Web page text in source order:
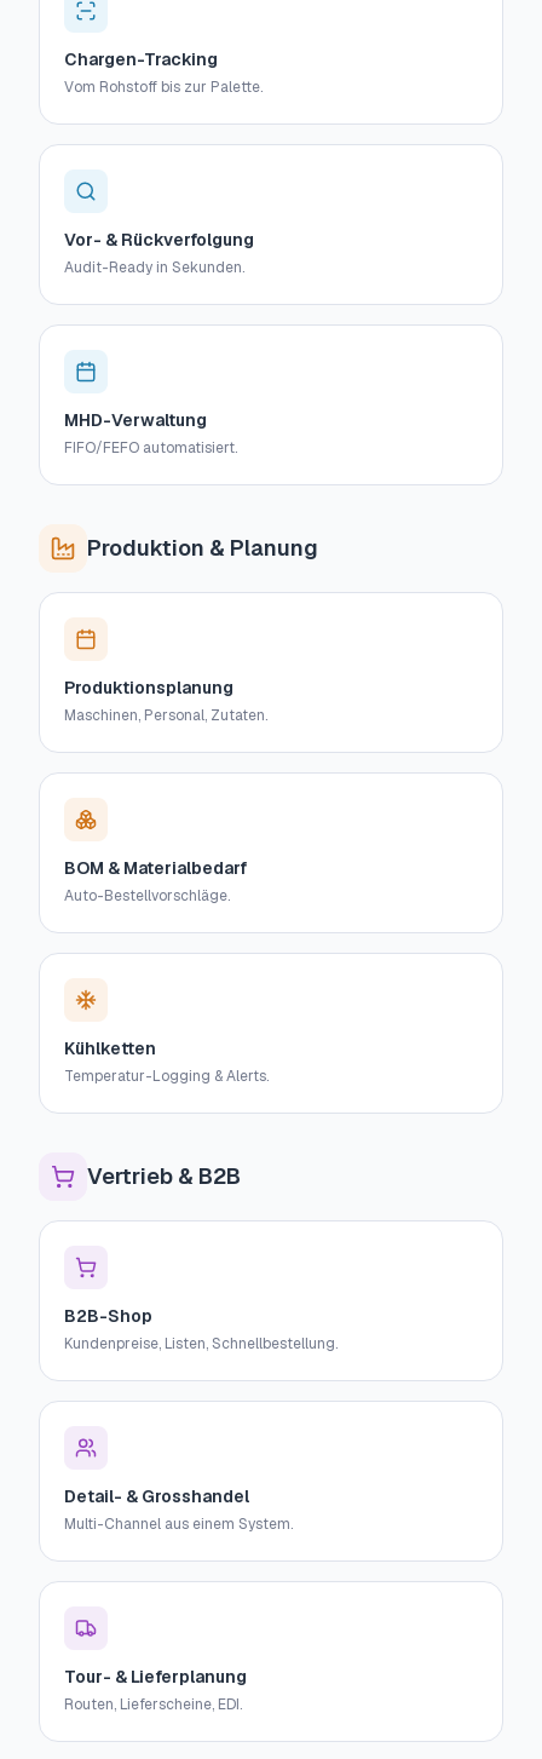
Chargen-Tracking
Vom Rohstoff bis zur Palette.
Vor- & Rückverfolgung
Audit-Ready in Sekunden.
MHD-Verwaltung
FIFO/FEFO automatisiert.
Produktion & Planung
Produktionsplanung
Maschinen, Personal, Zutaten.
BOM & Materialbedarf
Auto-Bestellvorschläge.
Kühlketten
Temperatur-Logging & Alerts.
Vertrieb & B2B
B2B-Shop
Kundenpreise, Listen, Schnellbestellung.
Detail- & Grosshandel
Multi-Channel aus einem System.
Tour- & Lieferplanung
Routen, Lieferscheine, EDI.